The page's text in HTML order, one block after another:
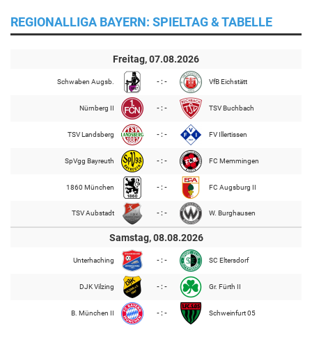
REGIONALLIGA BAYERN: SPIELTAG & TABELLE
Freitag, 07.08.2026
Schwaben Augsb. - : - VfB Eichstätt
Nürnberg II - : - TSV Buchbach
TSV Landsberg - : - FV Illertissen
SpVgg Bayreuth - : - FC Memmingen
1860 München - : - FC Augsburg II
TSV Aubstadt - : - W. Burghausen
Samstag, 08.08.2026
Unterhaching - : - SC Eltersdorf
DJK Vilzing - : - Gr. Fürth II
B. München II - : - Schweinfurt 05